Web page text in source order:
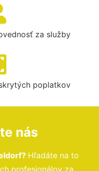
za služby
poplatkov
nás
Hľadáte na to
profesionálov za